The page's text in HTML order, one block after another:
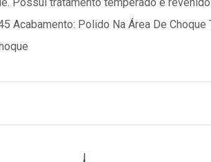
Acabamento: Polido Na Área De Choque